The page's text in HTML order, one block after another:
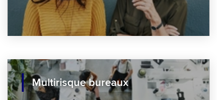
Multirisque bureaux